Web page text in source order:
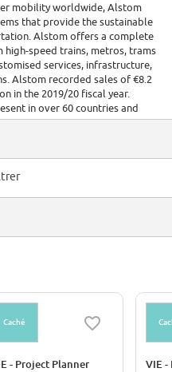
mobility worldwide, Alstom
that provide the sustainable
Alstom offers a complete
high-speed trains, metros, trams
services, infrastructure,
Alstom recorded sales of €8.2
in the 2019/20 fiscal year.
in over 60 countries and
Caché
- Project Planner
VIE -